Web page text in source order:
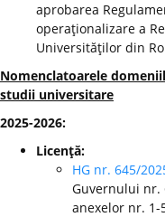
aprobarea
operaţionalizare a
Universităţilor din
Nomenclatoarele
studii universitare
2025-2026:
Licenţă:
HG nr. 645/
Guvernului nr.
anexelor nr.